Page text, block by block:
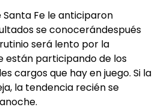
Fe le anticiparon
se conocerándespués
será lento por la
están participando de los
cargos que hay en juego. Si la
la tendencia recién se